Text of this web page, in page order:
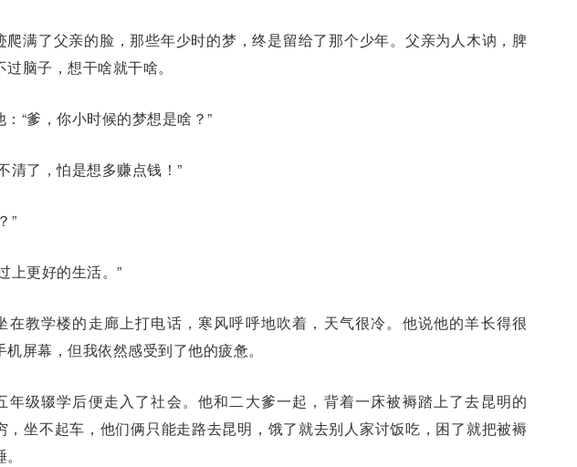
爬满了父亲的脸，那些年少时的梦，终是留给了那个少年。父亲为人木讷，脾
脑子，想干啥就干啥。
“爹，你小时候的梦想是啥？”
清了，怕是想多赚点钱！”
”
上更好的生活。”
在教学楼的走廊上打电话，寒风呼呼地吹着，天气很冷。他说他的羊长得很
屏幕，但我依然感受到了他的疲惫。
年级辍学后便走入了社会。他和二大爹一起，背着一床被褥踏上了去昆明的
，坐不起车，他们俩只能走路去昆明，饿了就去别人家讨饭吃，困了就把被褥